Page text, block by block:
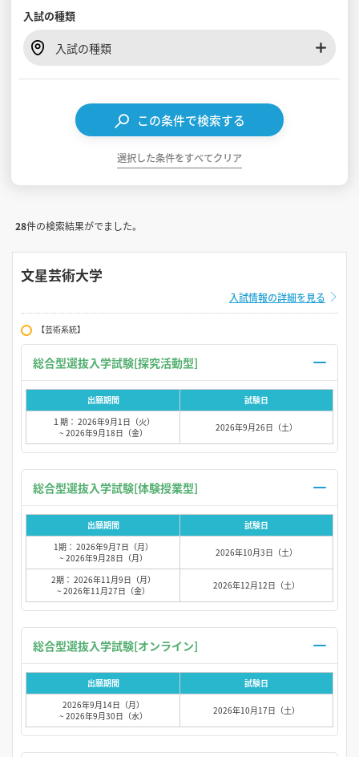
入試の種類
入試の種類
この条件で検索する
選択した条件をすべてクリア
28件の検索結果がでました。
文星芸術大学
入試情報の詳細を見る
【芸術系統】
出願期間
試験日
１期： 2026年9月1日（火）
~ 2026年9月18日（金）
2026年9月26日（土）
出願期間
試験日
1期： 2026年9月7日（月）
~ 2026年9月28日（月）
2026年10月3日（土）
2期： 2026年11月9日（月）
~ 2026年11月27日（金）
2026年12月12日（土）
出願期間
試験日
2026年9月14日（月）
~ 2026年9月30日（水）
2026年10月17日（土）